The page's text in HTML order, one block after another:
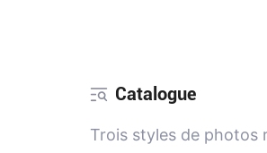
Catalogue
Trois styles de photos